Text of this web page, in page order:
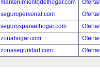
mantenimientodelhogar.com
seguropersonal.com
segurosparaelhogar.com
zonahogar.com
zonaseguridad.com